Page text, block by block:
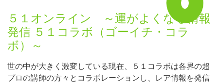
５１オンライン ～運がよくなる情報
発信 ５１コラボ（ゴーイチ・コラ
ボ）～
世の中が大きく激変している現在、５１コラボは各界の超
プロの講師の方々とコラボレーションし、レア情報を発信